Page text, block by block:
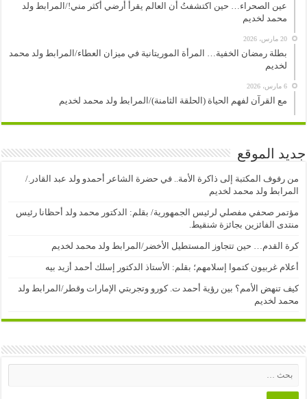
عين الصحراء… حين اكتشفتُ أن العالم يقرأ أرضي أكثر مني!/المرابط ولد
محمد لخديم
20 مارس، 2026
بطلة رمضان الخفية… المرأة الموريتانية في ميزان العطاء/المرابط ولد محمد
لخديم
6 مارس، 2026
مع القرآن لفهم الحياة (الحلقة الثامنة)/المرابط ولد محمد لخديم
جديد الموقع
من رفوف المكتبة إلى ذاكرة الأمة.. في حضرة الشاعر أحمدو ولد عبد القادر./
المرابط ولد محمد لخديم
مؤتمر صحفي مفصلي لرئيس الجمهورية/ بقلم: الدكتور محمد ولد أحظانا رئيس
منتدى الفائزين بجائزة شنقيط.
كرة القدم… حين تتجاوز المستطيل الأخضر/المرابط ولد محمد لخديم
أعلام غربيون كتموا إسلامهم؛ بقلم: الأستاذ الدكتور إسلك أحمد أزيد بيه
كيف تنهض الأمم؟ بين رؤية أحمد ت. كورو وتجربتي الإمارات وقطر/المرابط ولد
محمد لخديم